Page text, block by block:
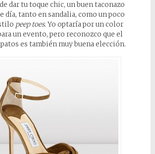
dar tu toque chic, un buen taconazo
día, tanto en sandalia, como un poco
peep toes. Yo optaría por un color
un evento, pero reconozco que el
es también muy buena elección.